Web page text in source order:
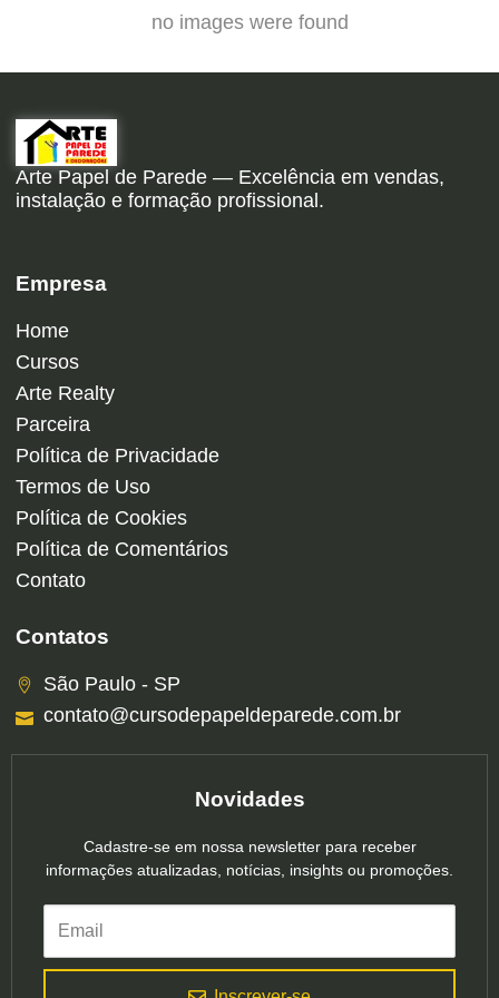
no images were found
Arte Papel de Parede — Excelência em vendas,
instalação e formação profissional.
Empresa
Home
Cursos
Arte Realty
Parceira
Política de Privacidade
Termos de Uso
Política de Cookies
Política de Comentários
Contato
Contatos
São Paulo - SP
contato@cursodepapeldeparede.com.br
Novidades
Cadastre-se em nossa newsletter para receber
informações atualizadas, notícias, insights ou promoções.